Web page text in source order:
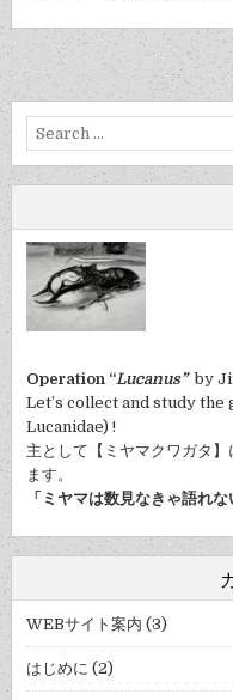
Search
for:
Operation “Lucanus” by
Let’s collect and study the
Lucanidae) !
主として【ミヤマクワガタ
ます。
「ミヤマは数見なきゃ語れな
WEBサイト案内 (3)
はじめに (2)